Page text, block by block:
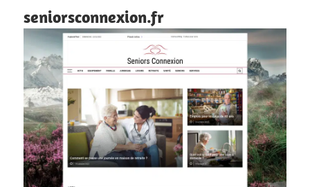
seniorsconnexion.fr